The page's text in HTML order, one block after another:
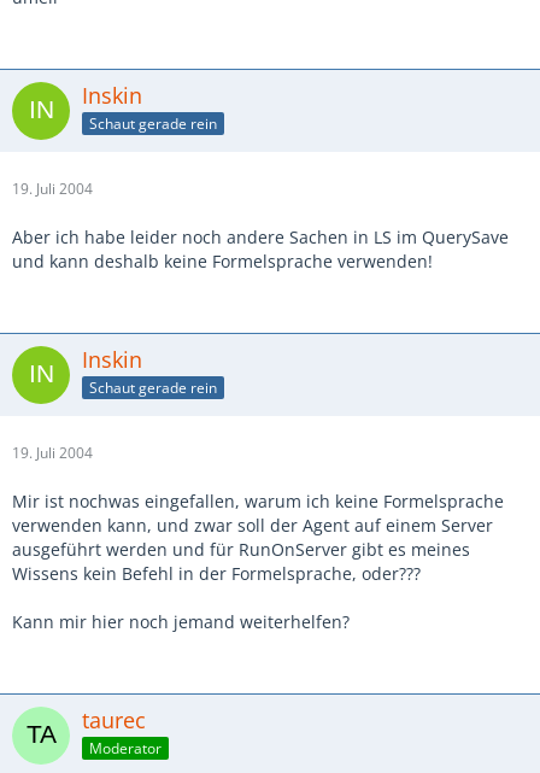
Inskin
Schaut gerade rein
19. Juli 2004
Aber ich habe leider noch andere Sachen in LS im QuerySave
und kann deshalb keine Formelsprache verwenden!
Inskin
Schaut gerade rein
19. Juli 2004
Mir ist nochwas eingefallen, warum ich keine Formelsprache
verwenden kann, und zwar soll der Agent auf einem Server
ausgeführt werden und für RunOnServer gibt es meines
Wissens kein Befehl in der Formelsprache, oder???
Kann mir hier noch jemand weiterhelfen?
taurec
Moderator